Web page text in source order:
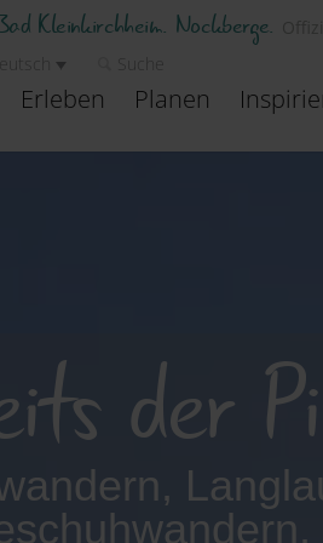
Kleinkirchheim. Nockberge.
Erleben Planen
der